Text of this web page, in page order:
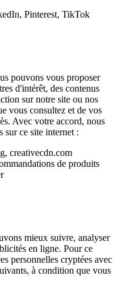
Pinterest, TikTok
pouvons vous proposer
d'intérêt, des contenus
sur notre site ou nos
vous consultez et de vos
Avec votre accord, nous
sur ce site internet :
creativecdn.com
de produits
mieux suivre, analyser
en ligne. Pour ce
personnelles cryptées avec
à condition que vous